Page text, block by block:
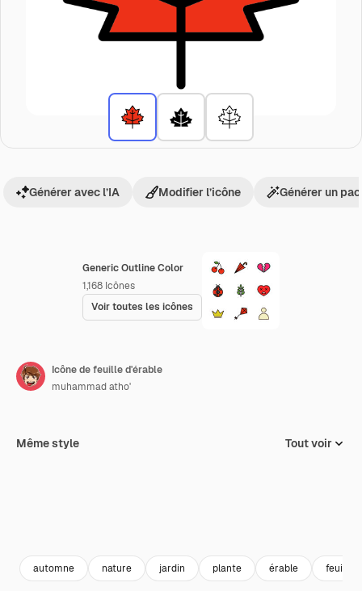
Generic Outline Color
1,168 Icônes
Voir toutes les icônes
Générer avec l’IA Modifier l’icône Générer un
Icône de feuille d'érable
muhammad atho'
Même style Tout voir
automne nature jardin plante érable feuille